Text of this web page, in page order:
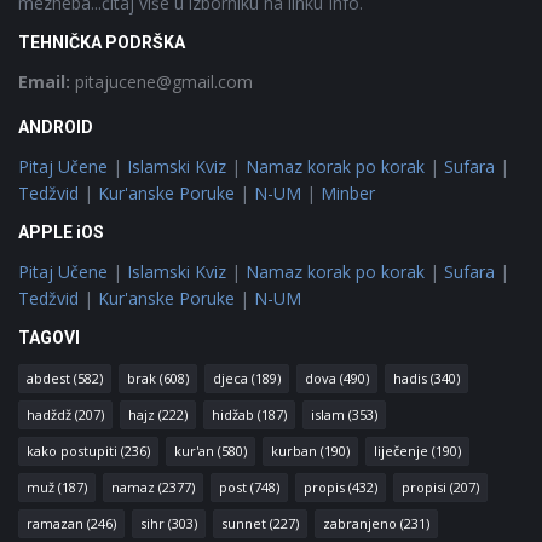
TEHNIČKA PODRŠKA
Email: pitajucene@gmail.com
ANDROID
Pitaj Učene | Islamski Kviz | Namaz korak po korak | Sufara |
Tedžvid | Kur'anske Poruke | N-UM | Minber
APPLE iOS
Pitaj Učene | Islamski Kviz | Namaz korak po korak | Sufara |
Tedžvid | Kur'anske Poruke | N-UM
TAGOVI
abdest (582) brak (608) djeca (189) dova (490) hadis (340)
hadždž (207) hajz (222) hidžab (187) islam (353)
kako postupiti (236) kur'an (580) kurban (190) liječenje (190)
muž (187) namaz (2377) post (748) propis (432) propisi (207)
ramazan (246) sihr (303) sunnet (227) zabranjeno (231)